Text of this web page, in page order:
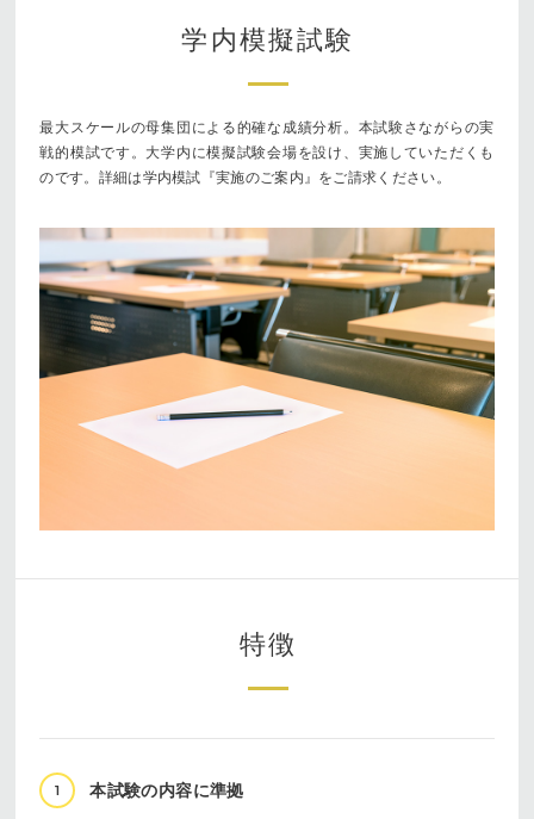
学内模擬試験
最大スケールの母集団による的確な成績分析。本試験さながらの実
戦的模試です。大学内に模擬試験会場を設け、実施していただくも
のです。詳細は学内模試『実施のご案内』をご請求ください。
特徴
1 本試験の内容に準拠